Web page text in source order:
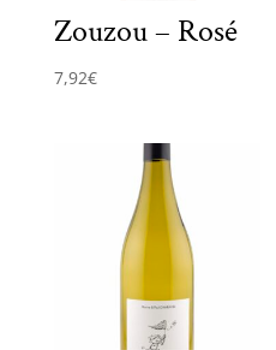
Zouzou – Rosé
7,92€